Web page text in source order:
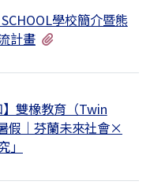
學校簡介暨熊
計畫
】雙橡教育（Twin
假｜芬蘭未來社會×